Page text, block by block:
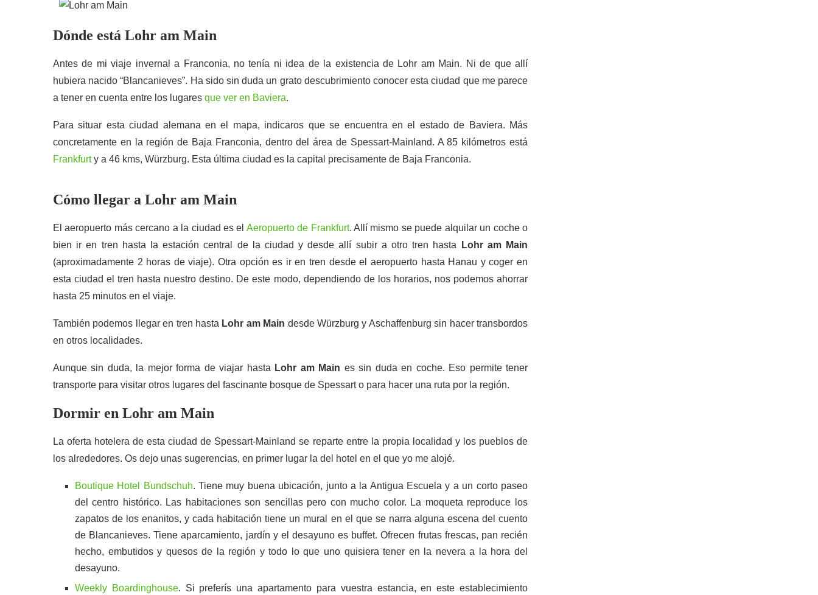
Dónde está Lohr am Main
Antes de mi viaje invernal a Franconia, no tenía ni idea de la existencia de Lohr am Main. Ni de que allí
hubiera nacido “Blancanieves”. Ha sido sin duda un grato descubrimiento conocer esta ciudad que me parece
a tener en cuenta entre los lugares que ver en Baviera.
Para situar esta ciudad alemana en el mapa, indicaros que se encuentra en el estado de Baviera. Más
concretamente en la región de Baja Franconia, dentro del área de Spessart-Mainland. A 85 kilómetros está
Frankfurty a 46 kms, Würzburg. Esta última ciudad es la capital precisamente de Baja Franconia.
Cómo llegar a Lohr am Main
El aeropuerto más cercano a la ciudad es el Aeropuerto de Frankfurt. Allí mismo se puede alquilar un coche o
bien ir en tren hasta la estación central de la ciudad y desde allí subir a otro tren hasta
Lohr am Main
(aproximadamente 2 horas de viaje). Otra opción es ir en tren desde el aeropuerto hasta Hanau y coger en
esta ciudad el tren hasta nuestro destino. De este modo, dependiendo de los horarios, nos podemos ahorrar
hasta 25 minutos en el viaje.
También podemos llegar en tren hasta Lohr am Main desde Würzburg y Aschaffenburg sin hacer transbordos
en otros localidades.
Aunque sin duda, la mejor forma de viajar hasta Lohr am Main es sin duda en coche. Eso permite tener
transporte para visitar otros lugares del fascinante bosque de Spessart o para hacer una ruta por la región.
Dormir en Lohr am Main
La oferta hotelera de esta ciudad de Spessart-Mainland se reparte entre la propia localidad y los pueblos de
los alrededores. Os dejo unas sugerencias, en primer lugar la del hotel en el que yo me alojé.
Boutique Hotel Bundschuh. Tiene muy buena ubicación, junto a la Antigua Escuela y a un corto paseo
del centro histórico. Las habitaciones son sencillas pero con mucho color. La moqueta reproduce los
zapatos de los enanitos, y cada habitación tiene un mural en el que se narra alguna escena del cuento
de Blancanieves. Tiene aparcamiento, jardín y el desayuno es buffet. Ofrecen frutas frescas, pan recién
hecho, embutidos y quesos de la región y todo lo que uno quisiera tener en la nevera a la hora del
desayuno.
Weekly Boardinghouse. Si preferís una apartamento para vuestra estancia, en este establecimiento